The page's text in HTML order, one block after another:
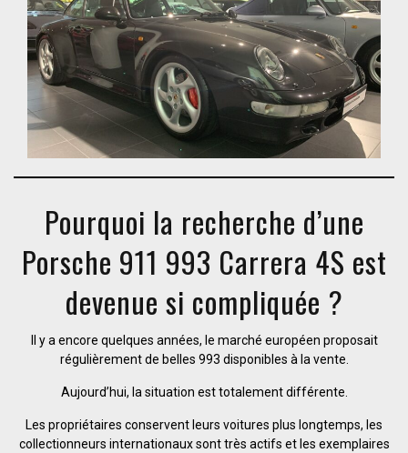
Pourquoi la recherche d’une
Porsche 911 993 Carrera 4S est
devenue si compliquée ?
Il y a encore quelques années, le marché européen proposait
régulièrement de belles 993 disponibles à la vente.
Aujourd’hui, la situation est totalement différente.
Les propriétaires conservent leurs voitures plus longtemps, les
collectionneurs internationaux sont très actifs et les exemplaires